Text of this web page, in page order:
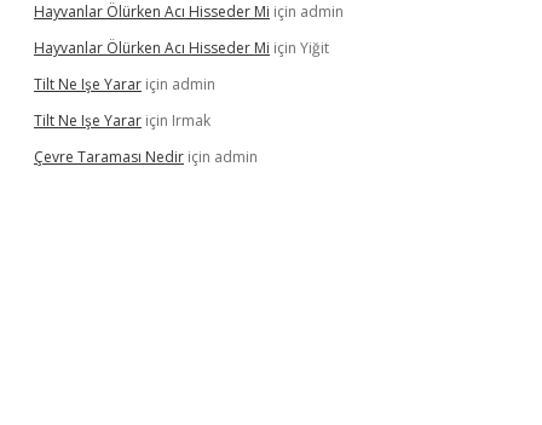
Hayvanlar Ölürken Acı Hisseder Mi için admin
Hayvanlar Ölürken Acı Hisseder Mi için Yiğit
Tilt Ne Işe Yarar için admin
Tilt Ne Işe Yarar için Irmak
Çevre Taraması Nedir için admin